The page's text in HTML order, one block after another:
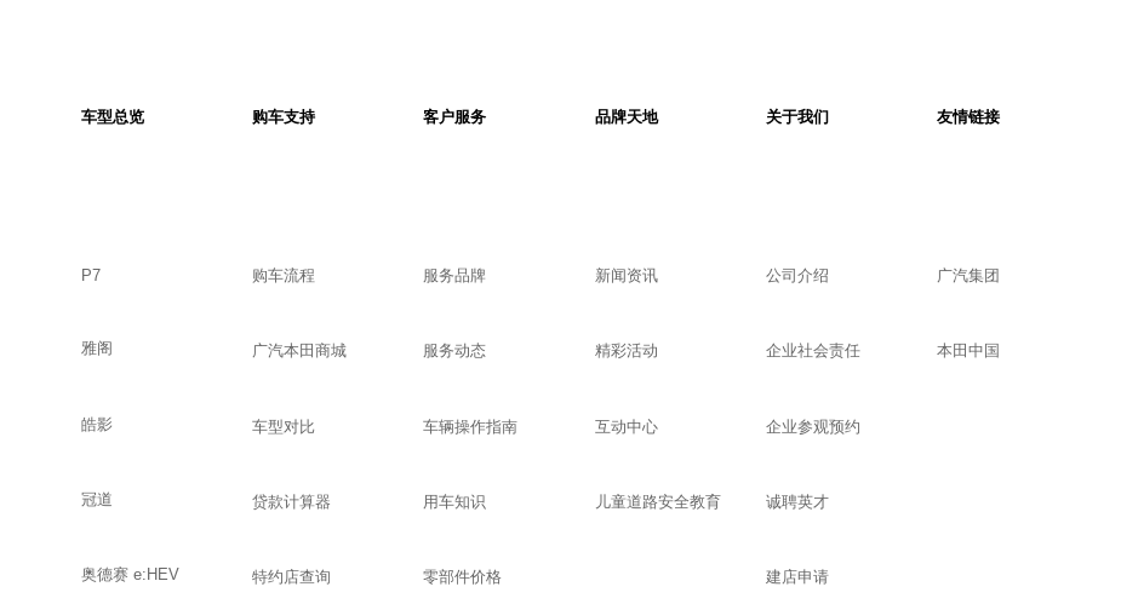
车型总览 购车支持 客户服务 品牌天地 关于我们 友情链接
P7
雅阁
皓影
冠道
奥德赛 e:HEV
购车流程
广汽本田商城
车型对比
贷款计算器
特约店查询
服务品牌
服务动态
车辆操作指南
用车知识
零部件价格
新闻资讯
精彩活动
互动中心
儿童道路安全教育
公司介绍
企业社会责任
企业参观预约
诚聘英才
建店申请
广汽集团
本田中国